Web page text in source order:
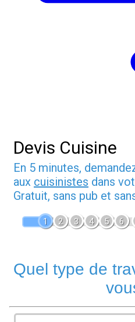
Devis Cuisine
En 5 minutes,
aux cuisinistes dans
Gratuit, sans pub et
1 2 3 4 5 6
Quel type de